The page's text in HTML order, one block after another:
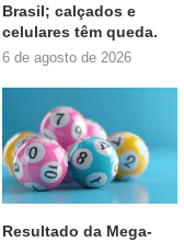
Brasil; calçados e
celulares têm queda.
6 de agosto de 2026
Resultado da Mega-